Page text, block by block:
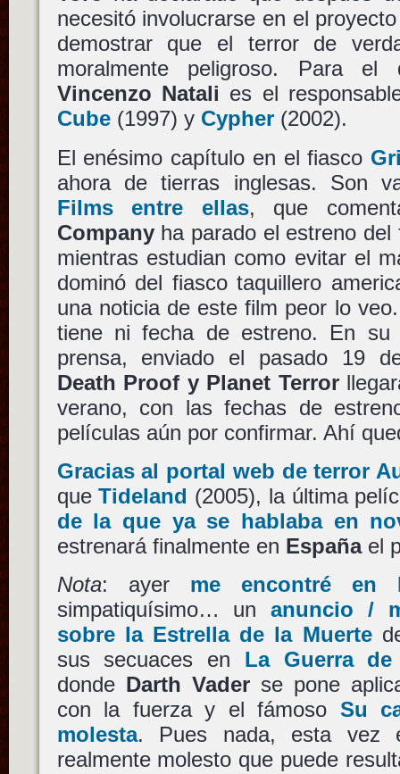
necesitó involucrarse en el
demostrar que el terror de
moralmente peligroso. Para
Vincenzo Natali es el
Cube(1997) y Cypher(2002).
El enésimo capítulo en el fiasco
ahora de tierras inglesas. Son
Films entre ellas, que
Companyha parado el estreno del
mientras estudian como evitar el
dominó del fiasco taquillero
una noticia de este film peor lo
tiene ni fecha de estreno. En su
prensa, enviado el pasado 19
Death Proof y Planet Terror
verano, con las fechas de
películas aún por confirmar. Ahí
Gracias al portal web de terror
queTideland (2005), la última
de la que ya se hablaba en
estrenará finalmente en Españael
Nota: ayer me encontré en
simpatiquísimo… unanuncio /
sobre la Estrella de la Muerte
sus secuaces en La Guerra
donde Darth Vaderse pone
con la fuerza y el fámoso Su
molesta. Pues nada, esta vez
realmente molesto que puede